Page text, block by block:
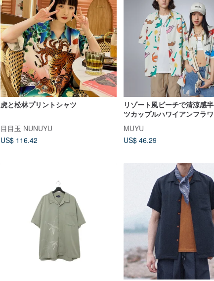
虎と松林プリントシャツ
目目玉 NUNUYU
US$ 116.42
リゾート風ビーチで清涼感
ツカップルハワイアンフラ
MUYU
US$ 46.29